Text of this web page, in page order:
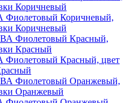
Фиолетовый Коричневый,
Коричневый
Фиолетовый Красный, цвет